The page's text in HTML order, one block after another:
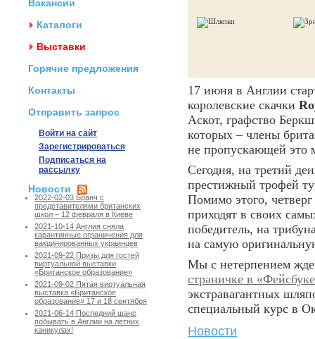
Вакансии
Каталоги
Выставки
Горячие предложения
Контакты
Отправить запрос
Войти на сайт
Зарегистрироваться
Подписаться на
рассылку
Новости
2022-02-03 Бранч с
представителями британских
школ – 12 февраля в Киеве
2021-10-14 Англия сняла
карантинные ограничения для
вакцинированных украинцев
2021-09-22 Призы для гостей
виртуальной выставки
«Британское образование»
2021-09-02 Пятая виртуальная
выставка «Британское
образование» 17 и 18 сентября
2021-06-14 Последний шанс
побывать в Англии на летних
каникулах!
17 июня в Англии
королевские скачки
Аскот, графство
которых – члены
не пропускающей это
Сегодня, на третий
престижный трофей
Помимо этого,
приходят в своих
победитель, на
на самую
Мы с нетерпением
страничке в
экстравагантных
специальный курс в
Новости